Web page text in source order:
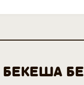
БЕКЕША